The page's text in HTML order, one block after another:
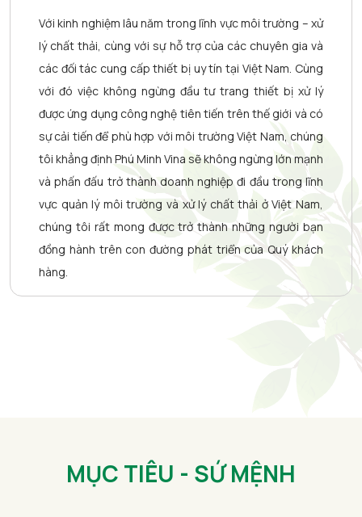
Với kinh nghiệm lâu năm trong lĩnh vực môi trường – xử
lý chất thải, cùng với sự hỗ trợ của các chuyên gia và
các đối tác cung cấp thiết bị uy tín tại Việt Nam. Cùng
với đó việc không ngừng đầu tư trang thiết bị xử lý
được ứng dụng công nghệ tiên tiến trên thế giới và có
sự cải tiến để phù hợp với môi trường Việt Nam, chúng
tôi khẳng định Phú Minh Vina sẽ không ngừng lớn mạnh
và phấn đấu trở thành doanh nghiệp đi đầu trong lĩnh
vực quản lý môi trường và xử lý chất thải ở Việt Nam,
chúng tôi rất mong được trở thành những người bạn
đồng hành trên con đường phát triển của Quý khách
hàng.
MỤC TIÊU - SỨ MỆNH